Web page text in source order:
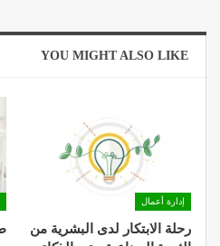
YOU MIGHT ALSO LIKE
إدارة أعمال
رحلة الابتكار لدى البشرية من